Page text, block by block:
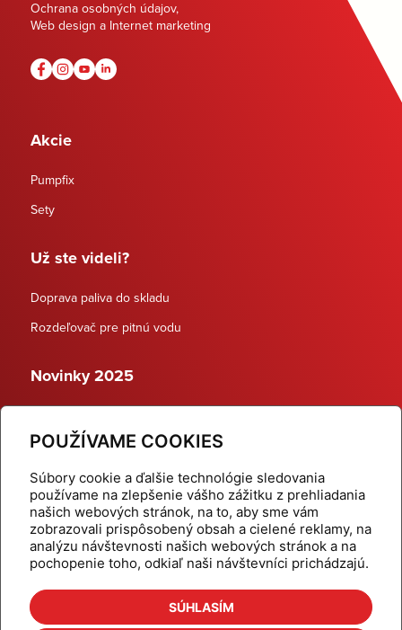
POUŽÍVAME COOKIES
Súbory cookie a ďalšie technológie sledovania
používame na zlepšenie vášho zážitku z prehliadania
našich webových stránok, na to, aby sme vám
zobrazovali prispôsobený obsah a cielené reklamy, na
analýzu návštevnosti našich webových stránok a na
pochopenie toho, odkiaľ naši návštevníci prichádzajú.
SÚHLASÍM
Ochrana osobných údajov,
Web design a Internet marketing
Akcie
Pumpfix
Sety
Už ste videli?
Doprava paliva do skladu
Rozdeľovač pre pitnú vodu
Novinky 2025
Dynamické termostatické ventily
Domov
Produkty
Aktuality
Odber šikovné tipy
Kalkulačky
Cenníky
Na stiahnutie
Referencie